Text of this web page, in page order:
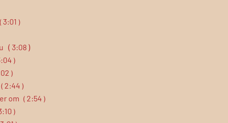
3:01 )
( 3:08 )
)
)
( 2:44 )
om ( 2:54 )
)